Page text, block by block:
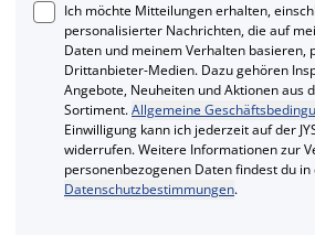
Ich möchte Mitteilungen erhalten,
personalisierter Nachrichten, die auf
Daten und meinem Verhalten basieren,
Drittanbieter-Medien. Dazu gehören
Angebote, Neuheiten und Aktionen aus
Sortiment.Allgemeine
Einwilligung kann ich jederzeit auf der
widerrufen. Weitere Informationen zur
personenbezogenen Daten findest du in
Datenschutzbestimmungen.